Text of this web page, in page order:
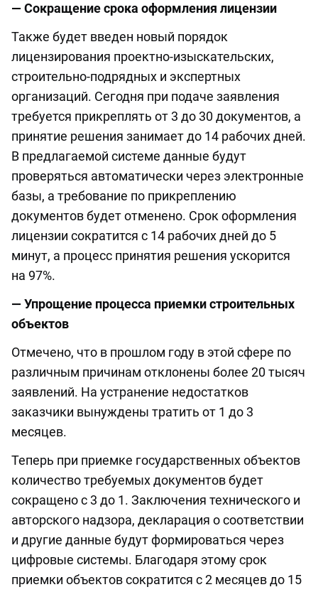
— Сокращение срока оформления лицензии
Также будет введен новый порядок
лицензирования проектно-изыскательских,
строительно-подрядных и экспертных
организаций. Сегодня при подаче заявления
требуется прикреплять от 3 до 30 документов, а
принятие решения занимает до 14 рабочих дней.
В предлагаемой системе данные будут
проверяться автоматически через электронные
базы, а требование по прикреплению
документов будет отменено. Срок оформления
лицензии сократится с 14 рабочих дней до 5
минут, а процесс принятия решения ускорится
на 97%.
— Упрощение процесса приемки строительных
объектов
Отмечено, что в прошлом году в этой сфере по
различным причинам отклонены более 20 тысяч
заявлений. На устранение недостатков
заказчики вынуждены тратить от 1 до 3
месяцев.
Теперь при приемке государственных объектов
количество требуемых документов будет
сокращено с 3 до 1. Заключения технического и
авторского надзора, декларация о соответствии
и другие данные будут формироваться через
цифровые системы. Благодаря этому срок
приемки объектов сократится с 2 месяцев до 15